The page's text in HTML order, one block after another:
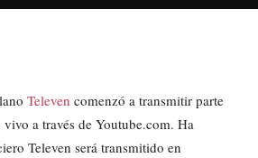
Televen comenzó a transmitir parte
a través de Youtube.com. Ha
Televen será transmitido en